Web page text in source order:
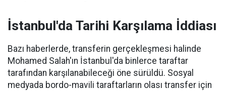
İstanbul'da Tarihi Karşılama İddiası
Bazı haberlerde, transferin gerçekleşmesi halinde
Mohamed Salah'ın İstanbul'da binlerce taraftar
tarafından karşılanabileceği öne sürüldü. Sosyal
medyada bordo-mavili taraftarların olası transfer için